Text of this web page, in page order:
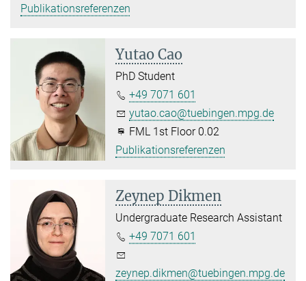
Publikationsreferenzen
Yutao Cao
PhD Student
+49 7071 601
yutao.cao@tuebingen.mpg.de
FML 1st Floor 0.02
Publikationsreferenzen
Zeynep Dikmen
Undergraduate Research Assistant
+49 7071 601
zeynep.dikmen@tuebingen.mpg.de